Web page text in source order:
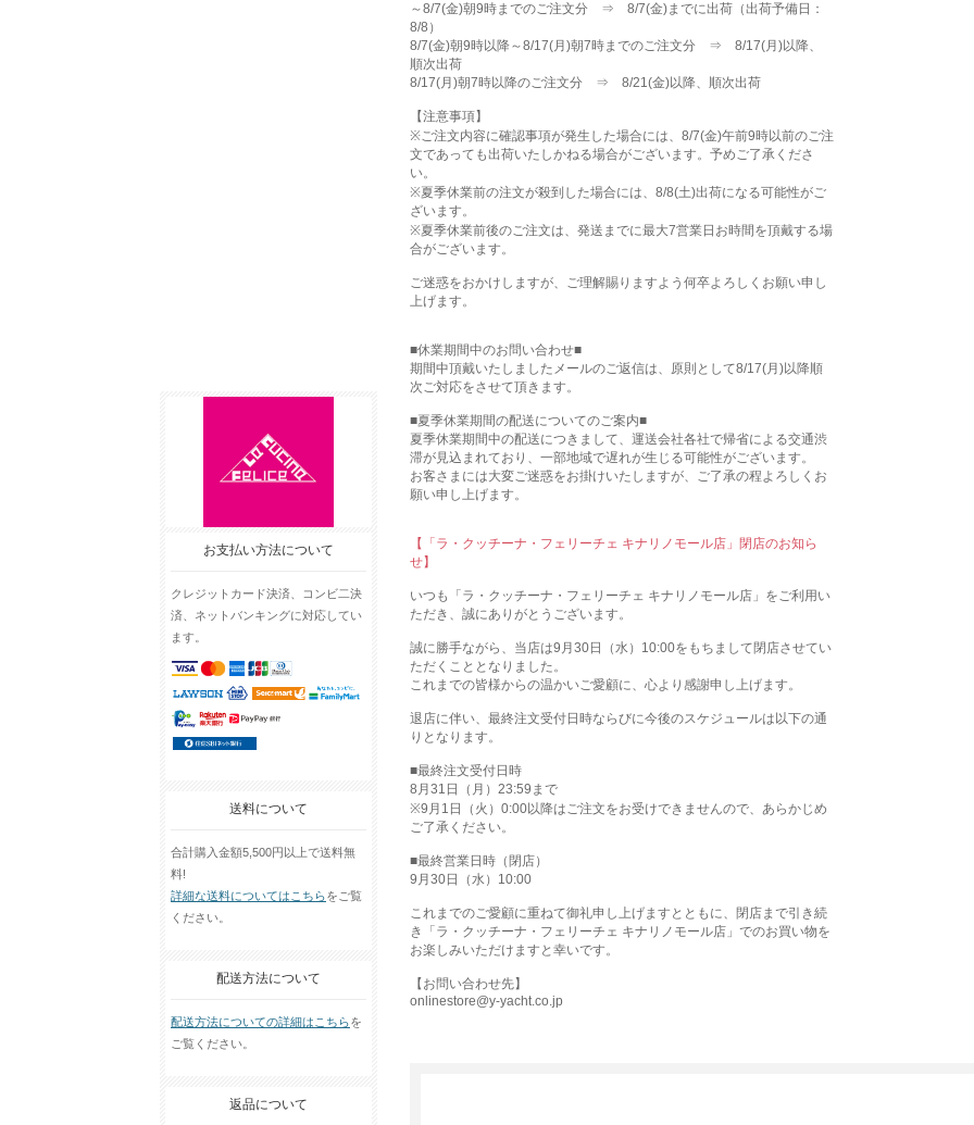
お支払い方法について
クレジットカード決済、コンビ二決
済、ネットバンキングに対応してい
ます。
送料について
合計購入金額5,500円以上で送料無
料!
詳細な送料についてはこちらをご覧
ください。
配送方法について
配送方法についての詳細はこちらを
ご覧ください。
返品について
～8/7(金)朝9時までのご注文分 ⇒ 8/7(金)までに出荷（出荷予備日：
8/8）
8/7(金)朝9時以降～8/17(月)朝7時までのご注文分 ⇒ 8/17(月)以降、
順次出荷
8/17(月)朝7時以降のご注文分 ⇒ 8/21(金)以降、順次出荷
【注意事項】
※ご注文内容に確認事項が発生した場合には、8/7(金)午前9時以前のご注
文であっても出荷いたしかねる場合がございます。予めご了承くださ
い。
※夏季休業前の注文が殺到した場合には、8/8(土)出荷になる可能性がご
ざいます。
※夏季休業前後のご注文は、発送までに最大7営業日お時間を頂戴する場
合がございます。
ご迷惑をおかけしますが、ご理解賜りますよう何卒よろしくお願い申し
上げます。
■休業期間中のお問い合わせ■
期間中頂戴いたしましたメールのご返信は、原則として8/17(月)以降順
次ご対応をさせて頂きます。
■夏季休業期間の配送についてのご案内■
夏季休業期間中の配送につきまして、運送会社各社で帰省による交通渋
滞が見込まれており、一部地域で遅れが生じる可能性がございます。
お客さまには大変ご迷惑をお掛けいたしますが、ご了承の程よろしくお
願い申し上げます。
【「ラ・クッチーナ・フェリーチェ キナリノモール店」閉店のお知ら
せ】
いつも「ラ・クッチーナ・フェリーチェ キナリノモール店」をご利用い
ただき、誠にありがとうございます。
誠に勝手ながら、当店は9月30日（水）10:00をもちまして閉店させてい
ただくこととなりました。
これまでの皆様からの温かいご愛顧に、心より感謝申し上げます。
退店に伴い、最終注文受付日時ならびに今後のスケジュールは以下の通
りとなります。
■最終注文受付日時
8月31日（月）23:59まで
※9月1日（火）0:00以降はご注文をお受けできませんので、あらかじめ
ご了承ください。
■最終営業日時（閉店）
9月30日（水）10:00
これまでのご愛顧に重ねて御礼申し上げますとともに、閉店まで引き続
き「ラ・クッチーナ・フェリーチェ キナリノモール店」でのお買い物を
お楽しみいただけますと幸いです。
【お問い合わせ先】
onlinestore@y-yacht.co.jp